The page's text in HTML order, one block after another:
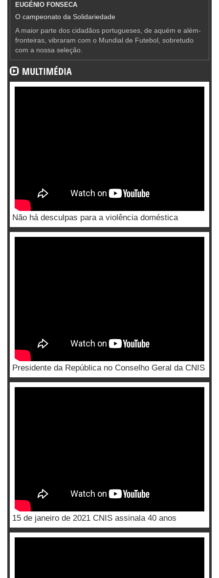
EUGÉNIO FONSECA
O campeonato da Solidariedade
A maior parte dos cidadãos portugueses, de aquém e além-
fronteiras, vibraram com o Mundial de Futebol, sobretudo
com a nossa seleção.
MULTIMÉDIA
Não há desculpas para a violência doméstica
Presidente da República no Conselho Geral da CNIS
15 de janeiro de 2021 CNIS assinala 40 anos